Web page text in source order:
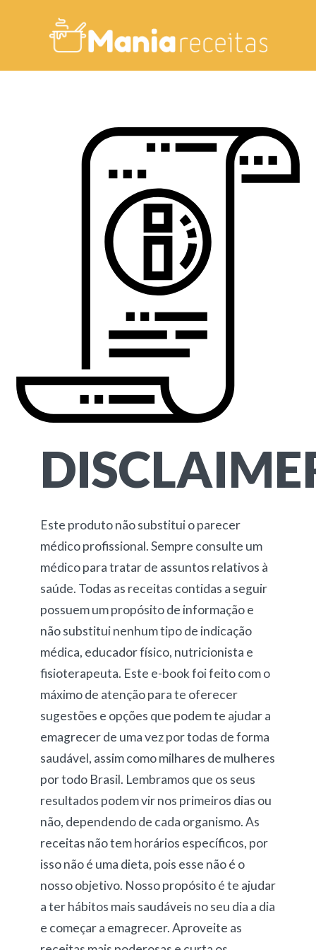
Este produto não substitui o parecer
médico profissional. Sempre consulte um
médico para tratar de assuntos relativos à
saúde. Todas as receitas contidas a seguir
possuem um propósito de informação e
não substitui nenhum tipo de indicação
médica, educador físico, nutricionista e
fisioterapeuta. Este e-book foi feito com o
máximo de atenção para te oferecer
sugestões e opções que podem te ajudar a
emagrecer de uma vez por todas de forma
saudável, assim como milhares de mulheres
por todo Brasil. Lembramos que os seus
resultados podem vir nos primeiros dias ou
não, dependendo de cada organismo. As
receitas não tem horários específicos, por
isso não é uma dieta, pois esse não é o
nosso objetivo. Nosso propósito é te ajudar
a ter hábitos mais saudáveis no seu dia a dia
e começar a emagrecer. Aproveite as